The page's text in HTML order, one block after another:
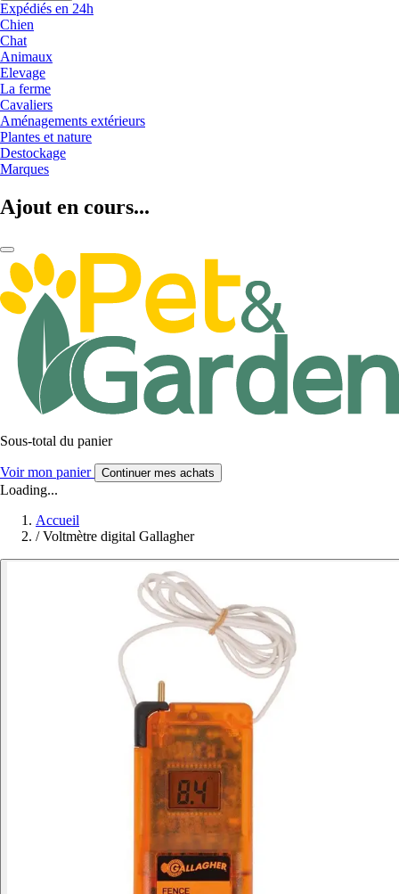
Expédiés en 24h
Chien
Chat
Animaux
Elevage
La ferme
Cavaliers
Aménagements extérieurs
Plantes et nature
Destockage
Marques
Ajout en cours...
Sous-total du panier
Voir mon panier Continuer mes achats
Loading...
Accueil
/ Voltmètre digital Gallagher